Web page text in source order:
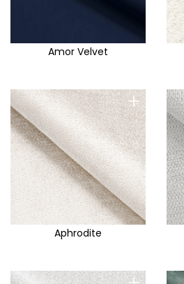
Amor Velvet
+
Aphrodite